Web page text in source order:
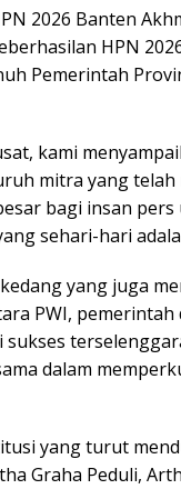
2026 Banten
HPN
Pemerintah
kami
mitra yang telah
bagi insan
sehari-hari
yang juga
PWI,
dalam
yang turut
Graha Peduli,